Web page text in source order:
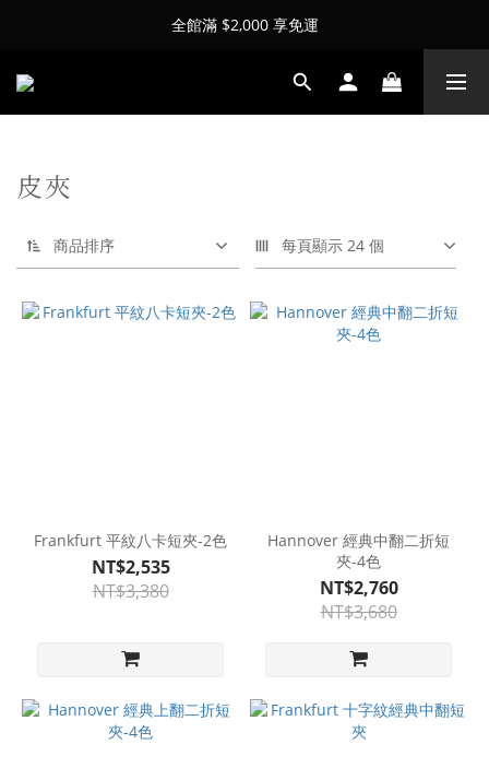
全館滿 $2,000 享免運
皮夾
商品排序 每頁顯示 24 個
Frankfurt 平紋八卡短夾-2色
NT$2,535
NT$3,380
Hannover 經典中翻二折短
夾-4色
NT$2,760
NT$3,680